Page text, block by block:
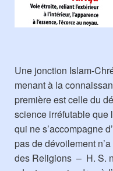
Une jonction Islam-
menant à la
première est celle du
science irréfutable que
qui ne s’accompagne
pas de dévoilement
des Religions – H. S.